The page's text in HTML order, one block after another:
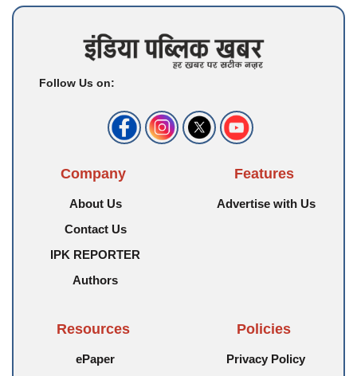
Follow Us on:
Company
About Us
Contact Us
IPK REPORTER
Authors
Features
Advertise with Us
Resources
ePaper
Policies
Privacy Policy